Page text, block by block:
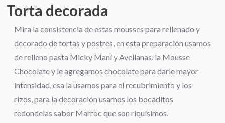
Torta decorada
Mira la consistencia de estas mousses para rellenado y
decorado de tortas y postres, en esta preparación usamos
de relleno pasta Micky Maní y Avellanas, la Mousse
Chocolate y le agregamos chocolate para darle mayor
intensidad, esa la usamos para el recubrimiento y los
rizos, para la decoración usamos los bocaditos
redondelas sabor Marroc que son riquísimos.